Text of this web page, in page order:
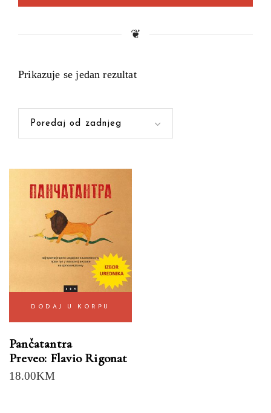
Prikazuje se jedan rezultat
Poredaj od zadnjeg
DODAJ U KORPU
Pančatantra
Preveo: Flavio Rigonat
18.00KM
❦